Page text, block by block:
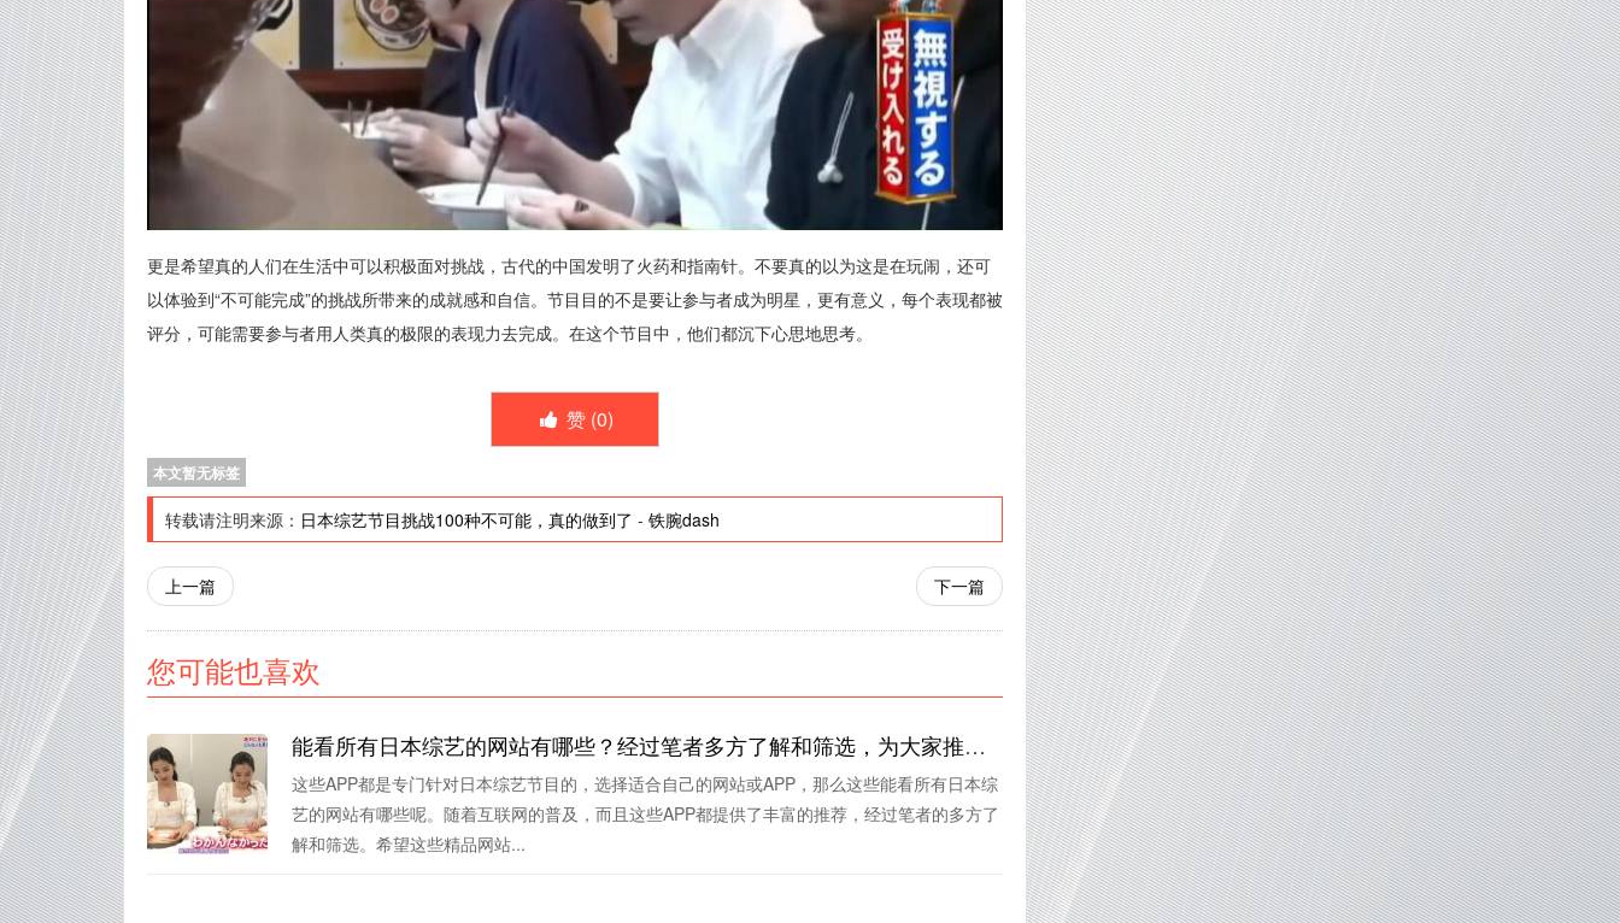
更是希望真的人们在生活中可以积极面对挑战，古代的中国发明了火药和指南针。不要真的以为这是在玩闹，还可
以体验到“不可能完成”的挑战所带来的成就感和自信。节目目的不是要让参与者成为明星，更有意义，每个表现都被
评分，可能需要参与者用人类真的极限的表现力去完成。在这个节目中，他们都沉下心思地思考。
赞 (0)
本文暂无标签
转载请注明来源： 日本综艺节目挑战100种不可能，真的做到了 - 铁腕dash
上一篇 下一篇
您可能也喜欢
能看所有日本综艺的网站有哪些？经过笔者多方了解和筛选，为大家推荐这些精品网站
这些APP都是专门针对日本综艺节目的，选择适合自己的网站或APP，那么这些能看所有日本综
艺的网站有哪些呢。随着互联网的普及，而且这些APP都提供了丰富的推荐，经过笔者的多方了
解和筛选。希望这些精品网站...